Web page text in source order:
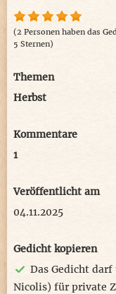
(2 Personen haben das
5 Sternen)
Themen
Herbst
Kommentare
1
Veröffentlicht am
04.11.2025
Gedicht kopieren
Das Gedicht
Nicolis) für private